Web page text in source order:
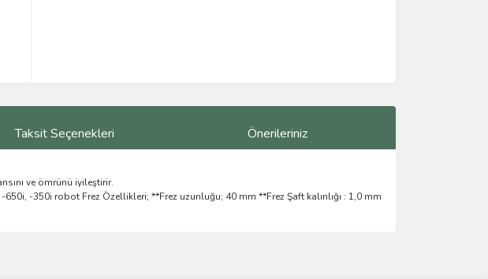
Taksit Seçenekleri Önerileriniz
ve ömrünü iyileştirir.
-350i robot Frez Özellikleri; **Frez uzunluğu; 40 mm **Frez Şaft kalınlığı : 1,0 mm